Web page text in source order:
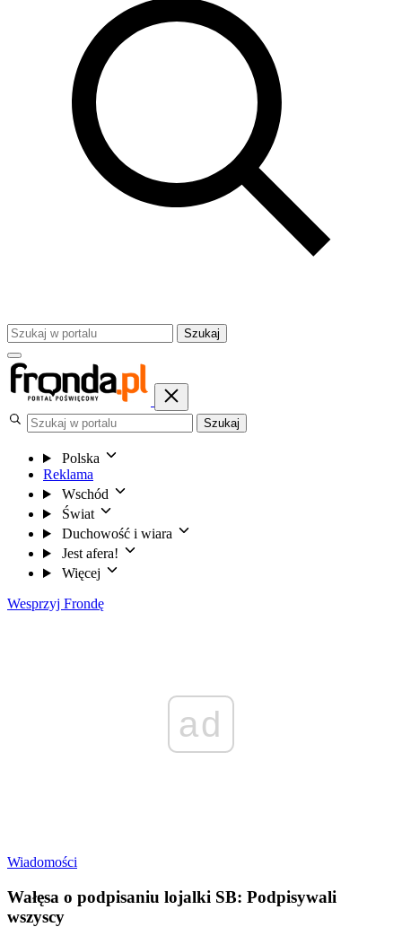
Szukaj
Szukaj
Polska
Reklama
Wschód
Świat
Duchowość i wiara
Jest afera!
Więcej
Wesprzyj Frondę
ad
Wiadomości
Wałęsa o podpisaniu lojalki SB: Podpisywali
wszyscy